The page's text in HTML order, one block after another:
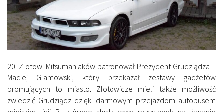
20. Zlotowi Mitsumaniaków patronował Prezydent Grudziądza –
Maciej Glamowski, który przekazał zestawy gadżetów
promujących to miasto. Zlotowicze mieli także możliwość
zwiedzić Grudziądz dzięki darmowym przejazdom autobusem